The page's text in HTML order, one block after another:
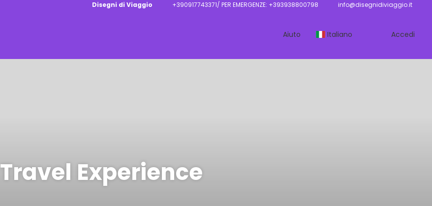
Disegni di Viaggio +390917743371/ PER EMERGENZE: +393938800798 info@disegnidiviaggio.it
Aiuto Italiano Accedi
Travel Experience